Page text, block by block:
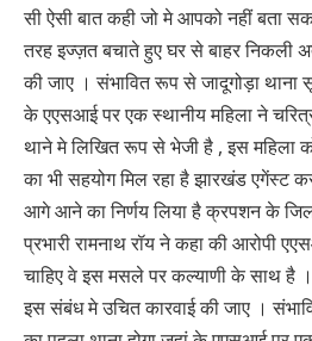
सी ऐसी बात कही जो मे आपको नहीं बता
तरह इज्ज़त बचाते हुए घर से बाहर निकली
की जाए । संभावित रूप से जादूगोड़ा थाना
के एएसआई पर एक स्थानीय महिला ने
थाने मे लिखित रूप से भेजी है , इस महिला
का भी सहयोग मिल रहा है झारखंड एगेंस्ट
आगे आने का निर्णय लिया है क्रपशन के
प्रभारी रामनाथ रॉय ने कहा की आरोपी
चाहिए वे इस मसले पर कल्याणी के साथ है
इस संबंध मे उचित कारवाई की जाए ।